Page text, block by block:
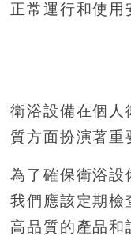
正常運行和使用
衛浴設備在個人
質方面扮演著重
為了確保衛浴設
我們應該定期檢
高品質的產品和